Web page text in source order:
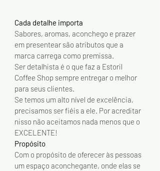
Cada detalhe importa
Sabores, aromas, aconchego e prazer
em presentear são atributos que a
marca carrega como premissa.
Ser detalhista é o que faz a Estoril
Coffee Shop sempre entregar o melhor
para seus clientes.
Se temos um alto nível de excelência,
precisamos ser fiéis a ele. Por acreditar
nisso não aceitamos nada menos que o
EXCELENTE!
Propósito
Com o propósito de oferecer às pessoas
um espaço aconchegante, onde elas se